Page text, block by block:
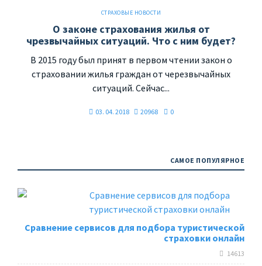
СТРАХОВЫЕ НОВОСТИ
О законе страхования жилья от
чрезвычайных ситуаций. Что с ним будет?
В 2015 году был принят в первом чтении закон о
страховании жилья граждан от черезвычайных
ситуаций. Сейчас...
03. 04. 2018 20968 0
САМОЕ ПОПУЛЯРНОЕ
Сравнение сервисов для подбора туристической
страховки онлайн
14613